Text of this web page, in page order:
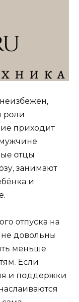
роли
приходит
отцы
занимают
и
отпуска на
не довольны
меньше
Если
и поддержки